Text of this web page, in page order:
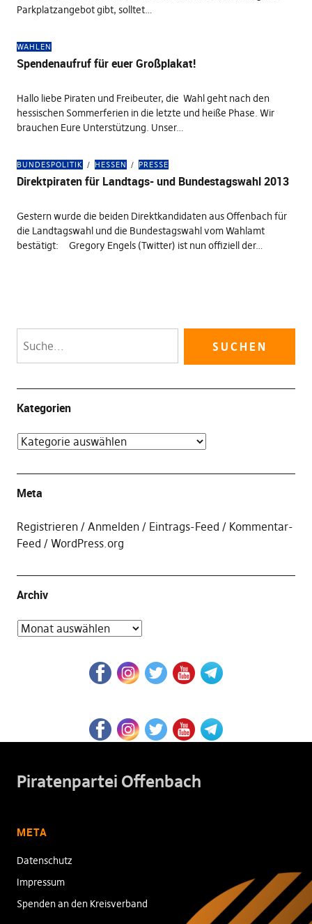
Parkplatzangebot gibt, solltet…
WAHLEN
Spendenaufruf für euer Großplakat!
Hallo liebe Piraten und Freibeuter, die Wahl geht nach den
hessischen Sommerferien in die letzte und heiße Phase. Wir
brauchen Eure Unterstützung. Unser…
BUNDESPOLITIK HESSEN PRESSE
Direktpiraten für Landtags- und Bundestagswahl 2013
Gestern wurde die beiden Direktkandidaten aus Offenbach für
die Landtagswahl und die Bundestagswahl vom Wahlamt
bestätigt: Gregory Engels (Twitter) ist nun offiziell der…
Kategorien
Meta
Registrieren Anmelden Eintrags-Feed
Kommentar-
Feed
WordPress.org
Archiv
Piratenpartei Offenbach
META
Datenschutz
Impressum
Spenden an den Kreisverband